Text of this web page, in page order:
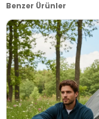
Benzer Ürünler